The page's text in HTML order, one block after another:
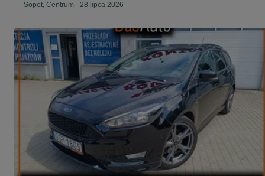
Sopot, Centrum - 28 lipca 2026